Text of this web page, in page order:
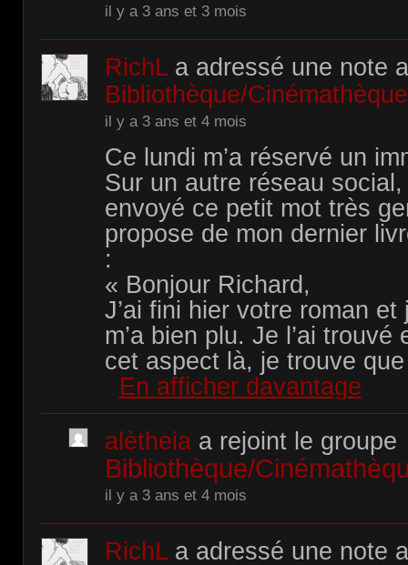
il y a 3 ans et 3 mois
RichLa adressé une note
Bibliothèque/
il y a 3 ans et 4 mois
Ce lundi m’a réservé un
Sur un autre réseau social,
envoyé ce petit mot très
propose de mon dernier
:
« Bonjour Richard,
J’ai fini hier votre roman et
m’a bien plu. Je l’ai
cet aspect là, je trouve
En afficher davantage
alètheiaa rejoint le groupe
Bibliothèque/
il y a 3 ans et 4 mois
RichLa adressé une note